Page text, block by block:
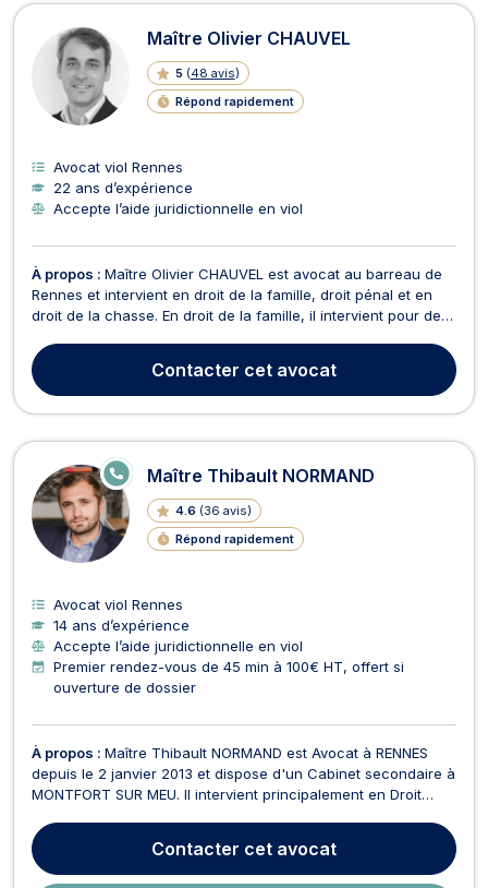
Avocats en viol à Rennes
Maître Olivier CHAUVEL
5 (48 avis)
Répond rapidement
Avocat viol Rennes
22 ans d’expérience
Accepte l’aide juridictionnelle en viol
À propos : Maître Olivier CHAUVEL est avocat au barreau de
Rennes et intervient en droit de la famille, droit pénal et en
droit de la chasse. En droit de la famille, il intervient pour des
indivisions, de la garde des enfants, de pension alimentaire,
d'adoption, de filiation ou au ...
Contacter cet avocat
Maître Thibault NORMAND
4.6 (36 avis)
Répond rapidement
E
N
LI
G
N
E
Avocat viol Rennes
14 ans d’expérience
Accepte l’aide juridictionnelle en viol
Premier rendez-vous de 45 min à 100€ HT, offert si
ouverture de dossier
À propos : Maître Thibault NORMAND est Avocat à RENNES
depuis le 2 janvier 2013 et dispose d'un Cabinet secondaire à
MONTFORT SUR MEU. Il intervient principalement en Droit
procédure, de la garde à vue à votre convocation devant la
juridiction pénale (Tribunal de Police, Tribu...
Contacter cet avocat